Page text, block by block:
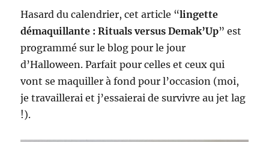
Hasard du calendrier, cet article “lingette
démaquillante : Rituals versus Demak’Up” est
programmé sur le blog pour le jour
d’Halloween. Parfait pour celles et ceux qui
vont se maquiller à fond pour l’occasion (moi,
je travaillerai et j’essaierai de survivre au jet lag
!).